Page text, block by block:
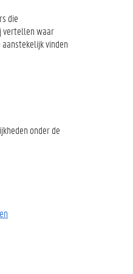
die
vertellen waar
vinden
onder de